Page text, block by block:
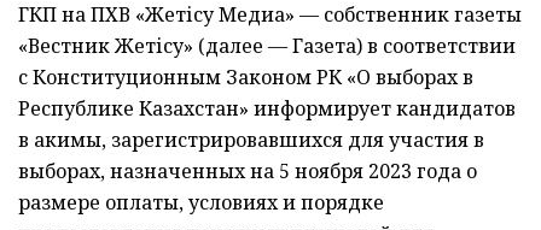
ГКП на ПХВ «Жетісу Медиа» — собственник газеты
«Вестник Жетісу» (далее — Газета) в соответствии
с Конституционным Законом РК «О выборах в
Республике Казахстан» информирует кандидатов
в акимы, зарегистрировавшихся для участия в
выборах, назначенных на 5 ноября 2023 года о
размере оплаты, условиях и порядке